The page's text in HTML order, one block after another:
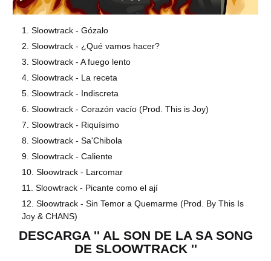
Sloowtrack - Gózalo
Sloowtrack - ¿Qué vamos hacer?
Sloowtrack - A fuego lento
Sloowtrack - La receta
Sloowtrack - Indiscreta
Sloowtrack - Corazón vacío (Prod. This is Joy)
Sloowtrack - Riquísimo
Sloowtrack - Sa'Chibola
Sloowtrack - Caliente
Sloowtrack - Larcomar
Sloowtrack - Picante como el ají
Sloowtrack - Sin Temor a Quemarme (Prod. By This Is
Joy & CHANS)
DESCARGA '' AL SON DE LA SA SONG
DE SLOOWTRACK ''